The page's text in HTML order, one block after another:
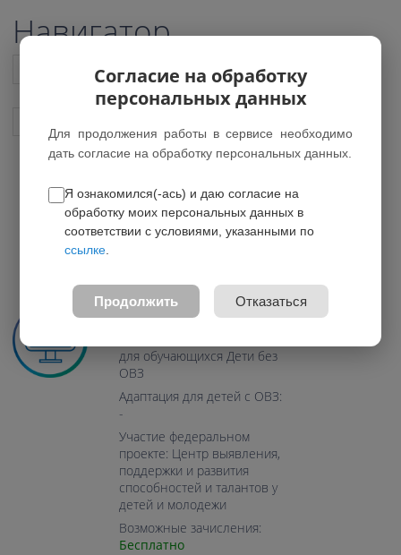
Навигатор
Список всех программ
Цифровая металлургия
*Программа была удалена
Возраст: 14-17 лет
Направление: Техническое
для обучающихся Дети без
ОВЗ
Адаптация для детей с ОВЗ:
-
Участие федеральном
проекте: Центр выявления,
поддержки и развития
способностей и талантов у
детей и молодежи
Возможные зачисления:
Бесплатно
Согласие на обработку
персональных данных
Для продолжения работы в сервисе необходимо
дать согласие на обработку персональных данных.
Я ознакомился(-ась) и даю согласие на
обработку моих персональных данных в
соответствии с условиями, указанными по
ссылке
Продолжить Отказаться